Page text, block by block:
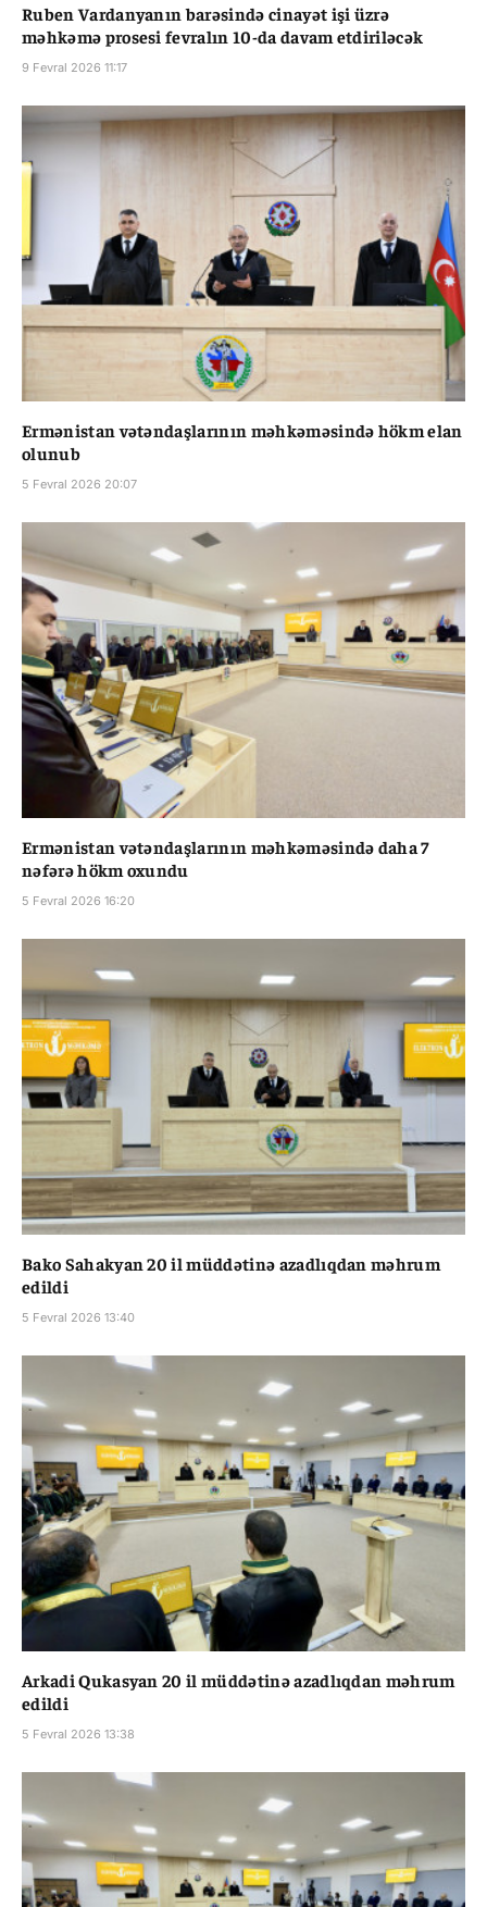
Ruben Vardanyanın barəsində cinayət işi üzrə
məhkəmə prosesi fevralın 10-da davam etdiriləcək
9 Fevral 2026 11:17
Ermənistan vətəndaşlarının məhkəməsində hökm elan
olunub
5 Fevral 2026 20:07
Ermənistan vətəndaşlarının məhkəməsində daha 7
nəfərə hökm oxundu
5 Fevral 2026 16:20
Bako Sahakyan 20 il müddətinə azadlıqdan məhrum
edildi
5 Fevral 2026 13:40
Arkadi Qukasyan 20 il müddətinə azadlıqdan məhrum
edildi
5 Fevral 2026 13:38